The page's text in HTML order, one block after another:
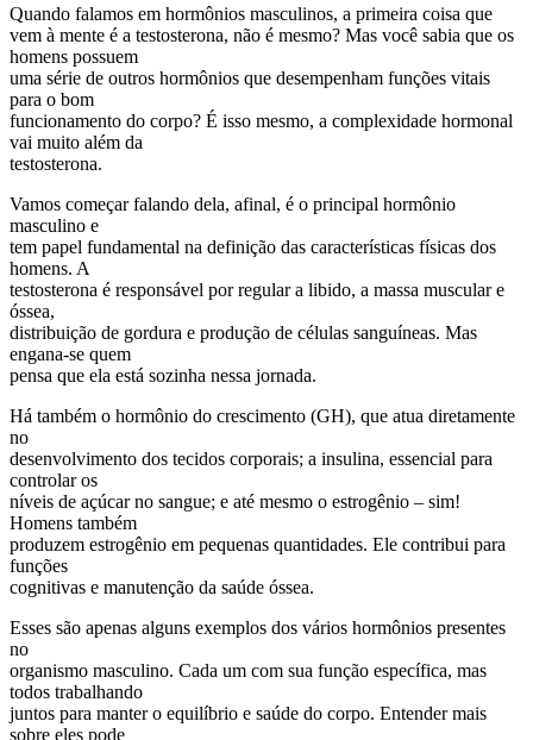
Quando falamos em hormônios masculinos, a primeira coisa que
vem à mente é a testosterona, não é mesmo? Mas você sabia que os
homens possuem
uma série de outros hormônios que desempenham funções vitais
para o bom
funcionamento do corpo? É isso mesmo, a complexidade hormonal
vai muito além da
testosterona.
Vamos começar falando dela, afinal, é o principal hormônio
masculino e
tem papel fundamental na definição das características físicas dos
homens. A
testosterona é responsável por regular a libido, a massa muscular e
óssea,
distribuição de gordura e produção de células sanguíneas. Mas
engana-se quem
pensa que ela está sozinha nessa jornada.
Há também o hormônio do crescimento (GH), que atua diretamente
no
desenvolvimento dos tecidos corporais; a insulina, essencial para
controlar os
níveis de açúcar no sangue; e até mesmo o estrogênio – sim!
Homens também
produzem estrogênio em pequenas quantidades. Ele contribui para
funções
cognitivas e manutenção da saúde óssea.
Esses são apenas alguns exemplos dos vários hormônios presentes
no
organismo masculino. Cada um com sua função específica, mas
todos trabalhando
juntos para manter o equilíbrio e saúde do corpo. Entender mais
sobre eles pode